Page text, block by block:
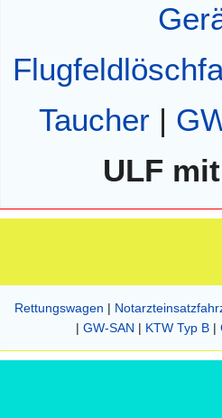
Taucher |
ULF
Rettungswagen |
| GW-SAN | KTW Typ B|